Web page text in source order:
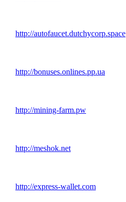
http://autofaucet.dutchycorp.space
http://bonuses.onlines.pp.ua
http://mining-farm.pw
http://meshok.net
http://express-wallet.com